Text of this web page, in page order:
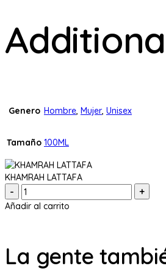
Genero Hombre, Mujer, Unisex
Tamaño 100ML
KHAMRAH LATTAFA
Cantidad:
Añadir al carrito
La gente